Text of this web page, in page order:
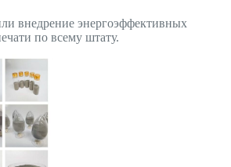
внедрение энергоэффективных
по всему штату.